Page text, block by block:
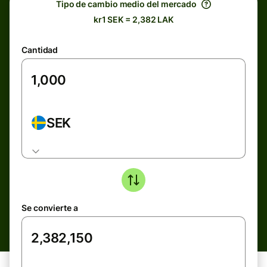
Tipo de cambio medio del mercado
kr1 SEK = 2,382 LAK
Cantidad
SEK
Se convierte a